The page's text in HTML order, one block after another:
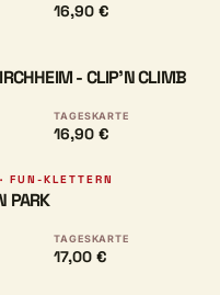
16,90 €
- CLIP'N CLIMB
TAGESKARTE
16,90 €
FUN-KLETTERN
PARK
TAGESKARTE
17,00 €